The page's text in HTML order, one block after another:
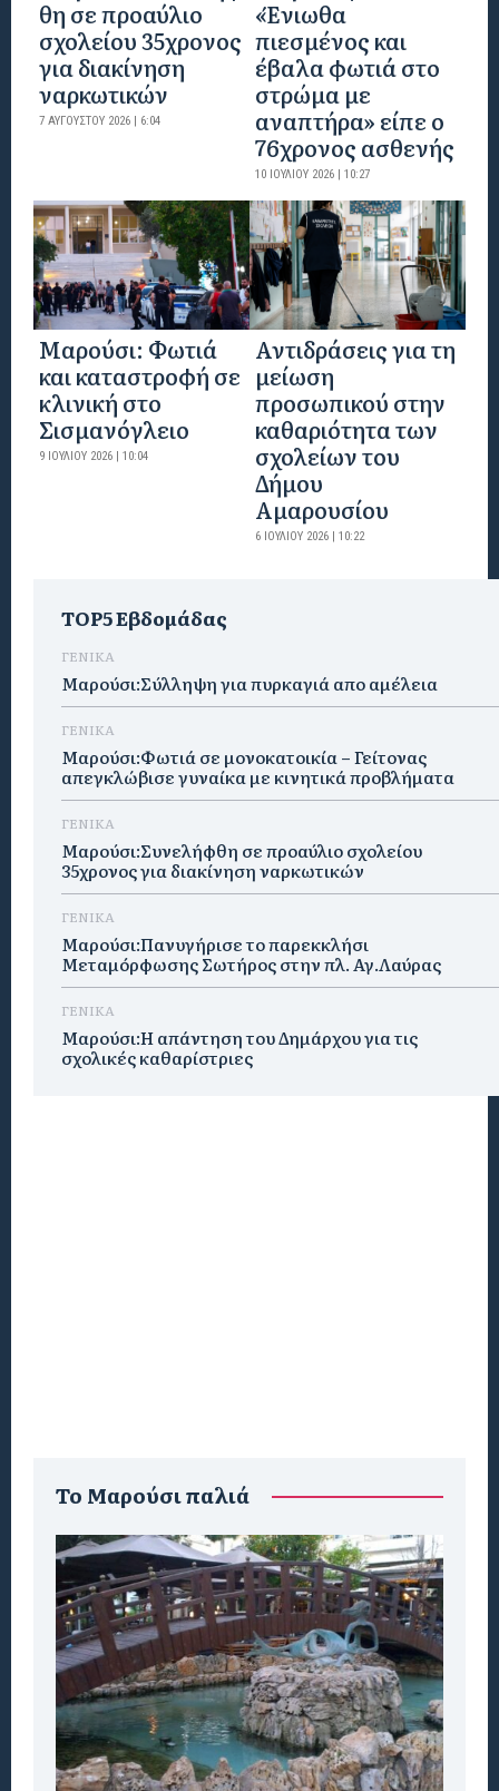
θη σε προαύλιο
σχολείου 35χρονος
για διακίνηση
ναρκωτικών
7 ΑΥΓΟΎΣΤΟΥ 2026 | 6:04
«Ένιωθα
πιεσμένος και
έβαλα φωτιά στο
στρώμα με
αναπτήρα» είπε ο
76χρονος ασθενής
10 ΙΟΥΛΊΟΥ 2026 | 10:27
Μαρούσι: Φωτιά
και καταστροφή σε
κλινική στο
Σισμανόγλειο
9 ΙΟΥΛΊΟΥ 2026 | 10:04
Αντιδράσεις για τη
μείωση
προσωπικού στην
καθαριότητα των
σχολείων του
Δήμου
Αμαρουσίου
6 ΙΟΥΛΊΟΥ 2026 | 10:22
TOP5 Εβδομάδας
ΓΕΝΙΚΑ
Μαρούσι:Σύλληψη για πυρκαγιά απο αμέλεια
ΓΕΝΙΚΑ
Μαρούσι:Φωτιά σε μονοκατοικία – Γείτονας
απεγκλώβισε γυναίκα με κινητικά προβλήματα
ΓΕΝΙΚΑ
Μαρούσι:Συνελήφθη σε προαύλιο σχολείου
35χρονος για διακίνηση ναρκωτικών
ΓΕΝΙΚΑ
Μαρούσι:Πανυγήρισε το παρεκκλήσι
Μεταμόρφωσης Σωτήρος στην πλ. Αγ.Λαύρας
ΓΕΝΙΚΑ
Μαρούσι:Η απάντηση του Δημάρχου για τις
σχολικές καθαρίστριες
To Μαρούσι παλιά